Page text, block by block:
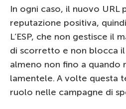
In ogni caso, il nuovo URL
reputazione positiva,
L’ESP, che non gestisce il
di scorretto e non blocca il
almeno non fino a quando
lamentele. A volte questa
ruolo nelle campagne di